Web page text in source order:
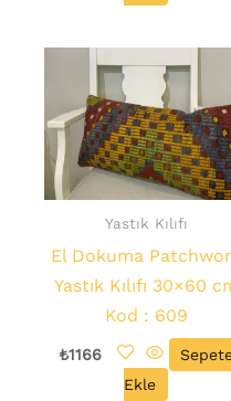
Yastık Kılıfı
El Dokuma
Yastık Kılıfı 30×60
Kod : 609
₺1166
Ekle